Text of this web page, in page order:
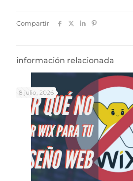
Compartir
información relacionada
8 julio, 2026